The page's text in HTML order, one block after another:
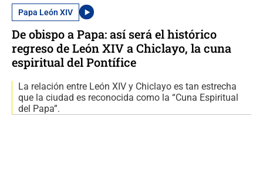
Papa León XIV
De obispo a Papa: así será el histórico
regreso de León XIV a Chiclayo, la cuna
espiritual del Pontífice
La relación entre León XIV y Chiclayo es tan estrecha
que la ciudad es reconocida como la “Cuna Espiritual
del Papa”.